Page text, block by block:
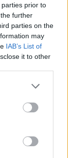
prior to
further
parties on the
may
IAB’s List of
it to other